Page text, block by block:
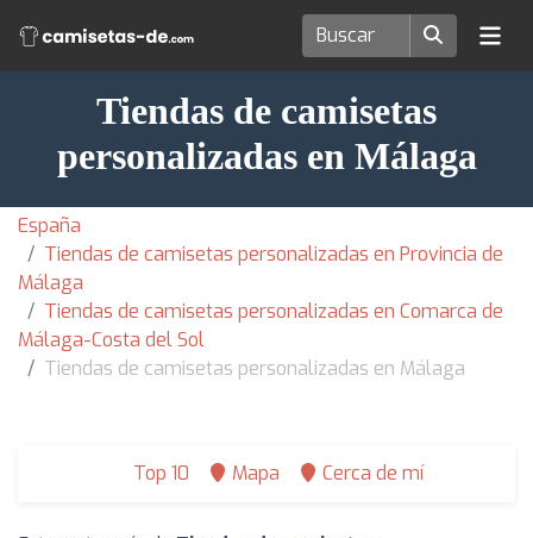
Tiendas de camisetas
personalizadas en Málaga
España
Tiendas de camisetas personalizadas en Provincia de
Málaga
Tiendas de camisetas personalizadas en Comarca de
Málaga-Costa del Sol
Tiendas de camisetas personalizadas en Málaga
Top 10 Mapa Cerca de mí